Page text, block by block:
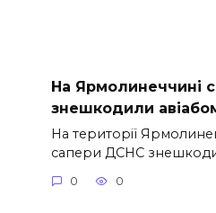
На Ярмолинеччині
знешкодили
На території
сапери ДСНС
0 0